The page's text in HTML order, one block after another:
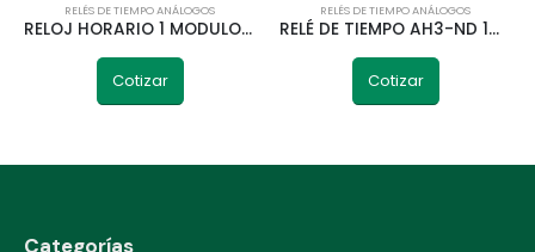
RELÉS DE TIEMPO ANÁLOGOS
RELOJ HORARIO 1 MODULO C/ RESERVA SUL180 TELETRIC
Cotizar
RELÉS DE TIEMPO ANÁLOGOS
RELÉ DE TIEMPO AH3-ND 1M/10M/1H/10H 220V TELETRIC
Cotizar
Categorías